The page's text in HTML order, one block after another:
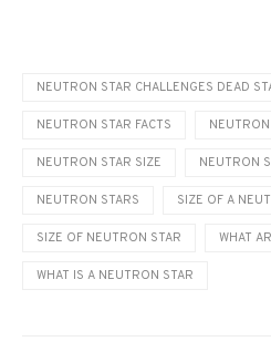
NEUTRON STAR CHALLENGES DEAD
NEUTRON STAR FACTS
NEUTRON STAR SIZE NEUTRON
NEUTRON STARS SIZE OF A
SIZE OF NEUTRON STAR WHAT
WHAT IS A NEUTRON STAR